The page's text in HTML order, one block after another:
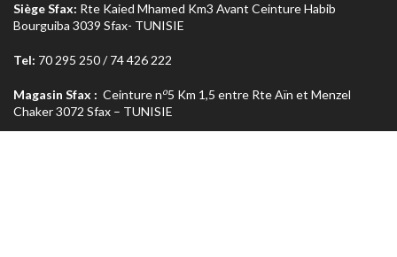
Siège Sfax: Rte Kaied Mhamed Km3 Avant Ceinture Habib
Bourguiba 3039 Sfax- TUNISIE
Tel: 70 295 250 / 74 426 222
Magasin Sfax : Ceinture no5 Km 1,5 entre Rte Aïn et Menzel
Chaker 3072 Sfax – TUNISIE